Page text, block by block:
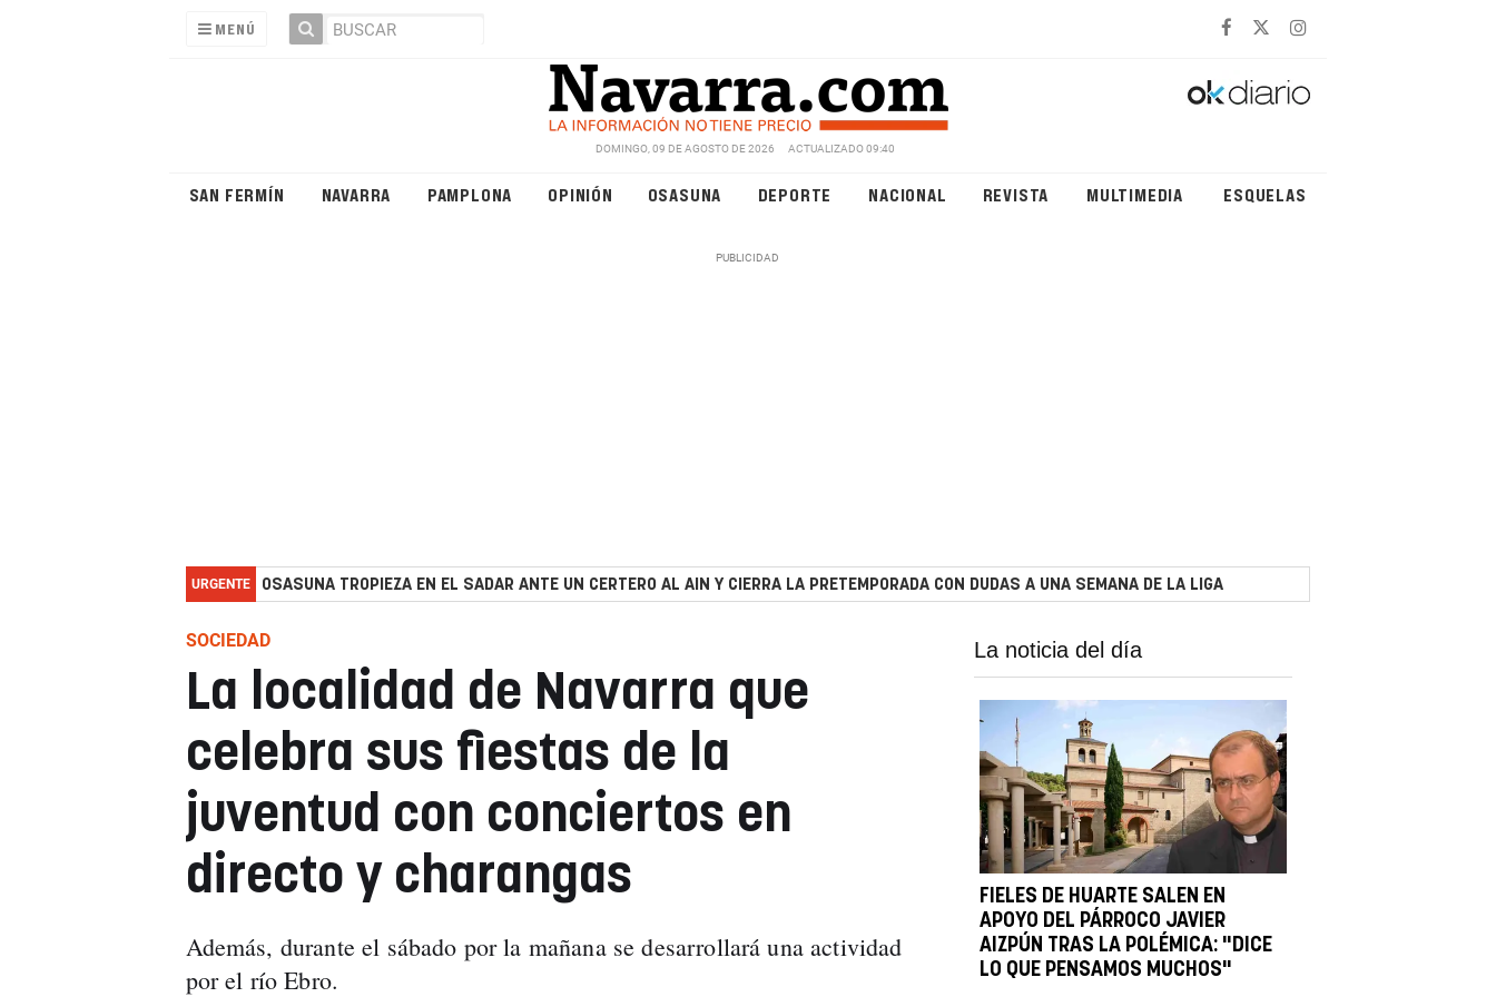
MENÚ
DOMINGO, 09 DE AGOSTO DE 2026 ACTUALIZADO 09:40
SAN FERMÍN NAVARRA PAMPLONA OPINIÓN OSASUNA DEPORTE NACIONAL REVISTA MULTIMEDIA ESQUELAS
URGENTE OSASUNA TROPIEZA EN EL SADAR ANTE UN CERTERO AL AIN Y CIERRA LA PRETEMPORADA CON DUDAS A UNA SEMANA DE LA LIGA
SOCIEDAD
La localidad de Navarra que
celebra sus fiestas de la
juventud con conciertos en
directo y charangas
Además, durante el sábado por la mañana se desarrollará una actividad
por el río Ebro.
La noticia del día
FIELES DE HUARTE SALEN EN
APOYO DEL PÁRROCO JAVIER
AIZPÚN TRAS LA POLÉMICA: "DICE
LO QUE PENSAMOS MUCHOS"